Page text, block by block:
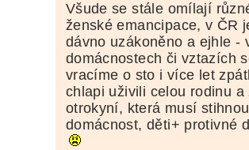
Všude se stále omílají
ženské emancipace, v ČR
dávno uzákoněno a ejhle -
domácnostech či vztazích
vracíme o sto i více let
chlapi uživili celou rodinu a
otrokyní, která musí
domácnost, děti+ protivné